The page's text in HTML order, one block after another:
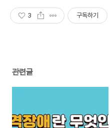
3 구독하기
관련글